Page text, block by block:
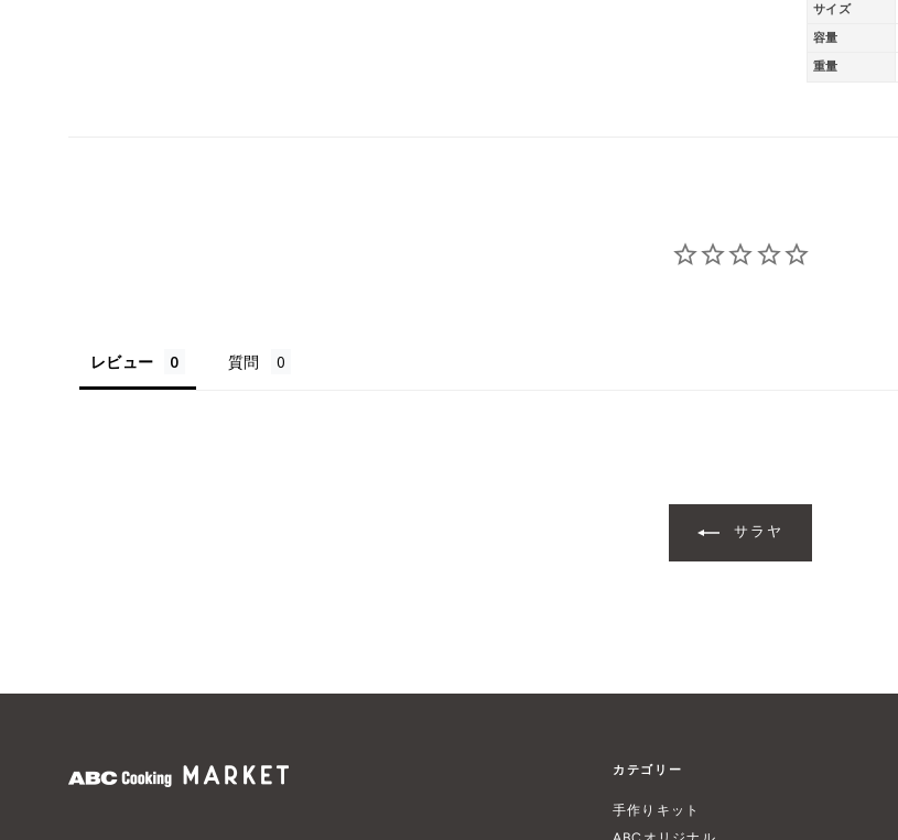
サイズ
容量
重量
レビュー 質問
サラヤ
カテゴリー
手作りキット